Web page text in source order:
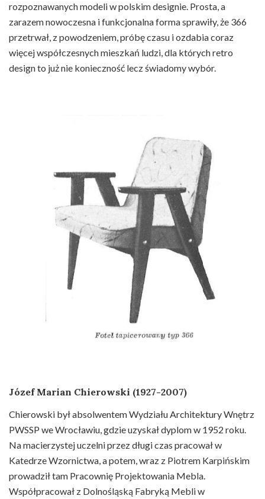
rozpoznawanych modeli w polskim designie. Prosta, a
zarazem nowoczesna i funkcjonalna forma sprawiły, że 366
przetrwał, z powodzeniem, próbę czasu i ozdabia coraz
więcej współczesnych mieszkań ludzi, dla których retro
design to już nie konieczność lecz świadomy wybór.
Józef Marian Chierowski (1927-2007)
Chierowski był absolwentem Wydziału Architektury Wnętrz
PWSSP we Wrocławiu, gdzie uzyskał dyplom w 1952 roku.
Na macierzystej uczelni przez długi czas pracował w
Katedrze Wzornictwa, a potem, wraz z Piotrem Karpińskim
prowadził tam Pracownię Projektowania Mebla.
Współpracował z Dolnośląską Fabryką Mebli w